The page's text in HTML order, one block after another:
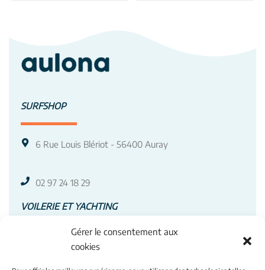
Gérer le consentement aux
cookies
SURFSHOP
6 Rue Louis Blériot - 56400 Auray
02 97 24 18 29
VOILERIE ET YACHTING
3 Av. Roland Garros - 56400 Auray